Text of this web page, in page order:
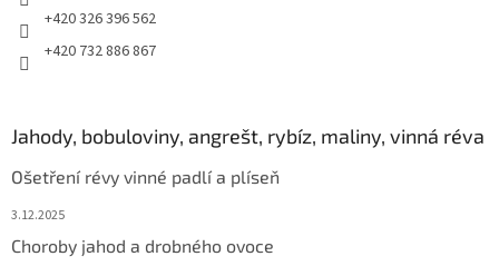
+420 326 396 562
+420 732 886 867
Jahody, bobuloviny, angrešt, rybíz, maliny, vinná réva
Ošetření révy vinné padlí a plíseň
3.12.2025
Choroby jahod a drobného ovoce